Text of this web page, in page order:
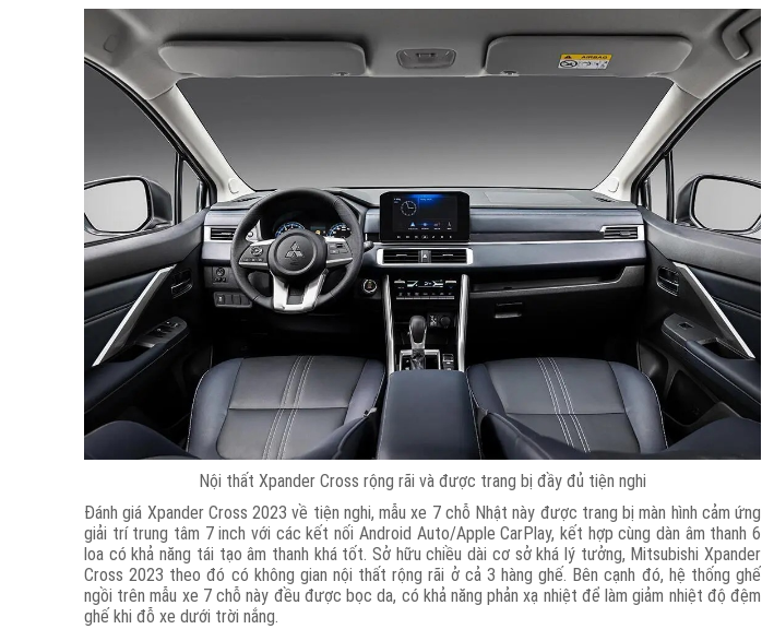
Nội thất Xpander Cross rộng rãi và được trang bị đầy đủ tiện nghi
Đánh giá Xpander Cross 2023 về tiện nghi, mẫu xe 7 chỗ Nhật này được trang bị màn hình cảm ứng
giải trí trung tâm 7 inch với các kết nối Android Auto/Apple CarPlay, kết hợp cùng dàn âm thanh 6
loa có khả năng tái tạo âm thanh khá tốt. Sở hữu chiều dài cơ sở khá lý tưởng, Mitsubishi Xpander
Cross 2023 theo đó có không gian nội thất rộng rãi ở cả 3 hàng ghế. Bên cạnh đó, hệ thống ghế
ngồi trên mẫu xe 7 chỗ này đều được bọc da, có khả năng phản xạ nhiệt để làm giảm nhiệt độ đệm
ghế khi đỗ xe dưới trời nắng.